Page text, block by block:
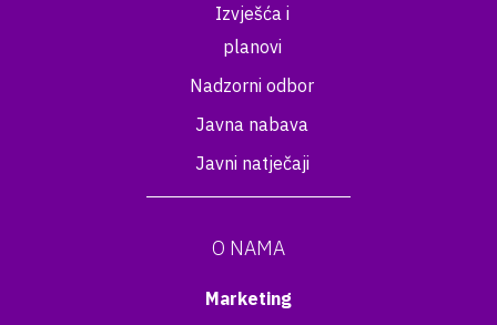
Izvješća i
planovi
Nadzorni odbor
Javna nabava
Javni natječaji
O NAMA
Marketing